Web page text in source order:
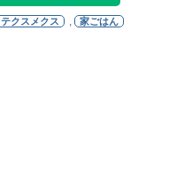
テクスメクス , 家ごはん